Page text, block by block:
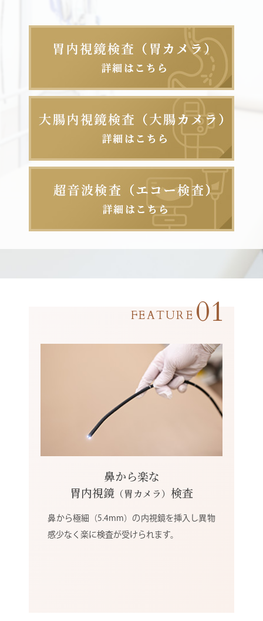
01
鼻から楽な
胃内視鏡 （胃カメラ） 検査
鼻から極細（5.4mm）の内視鏡を挿入し異物
感少なく楽に検査が受けられます。